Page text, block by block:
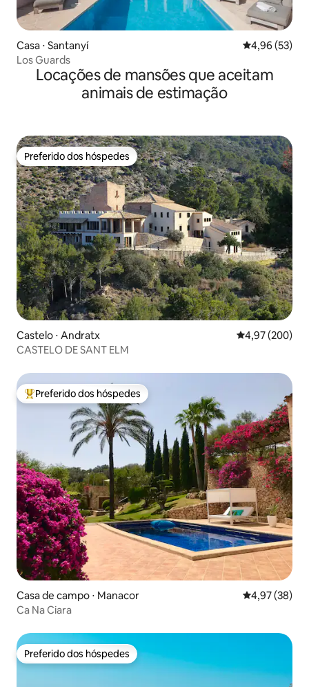
Casa ⋅ Santanyí 4,96 de uma
4,96 (53)
Los Guards
Locações de mansões que aceitam
animais de estimação
Preferido dos hóspedes
Preferido dos hóspedes
Castelo ⋅ Andratx 4,97 de uma
4,97 (200)
CASTELO DE SANT ELM
Entre os melhores preferidos dos hóspedes
Preferido dos hóspedes
Casa de campo ⋅ Manacor 4,97 de uma
4,97 (38)
Ca Na Ciara
Preferido dos hóspedes
Preferido dos hóspedes